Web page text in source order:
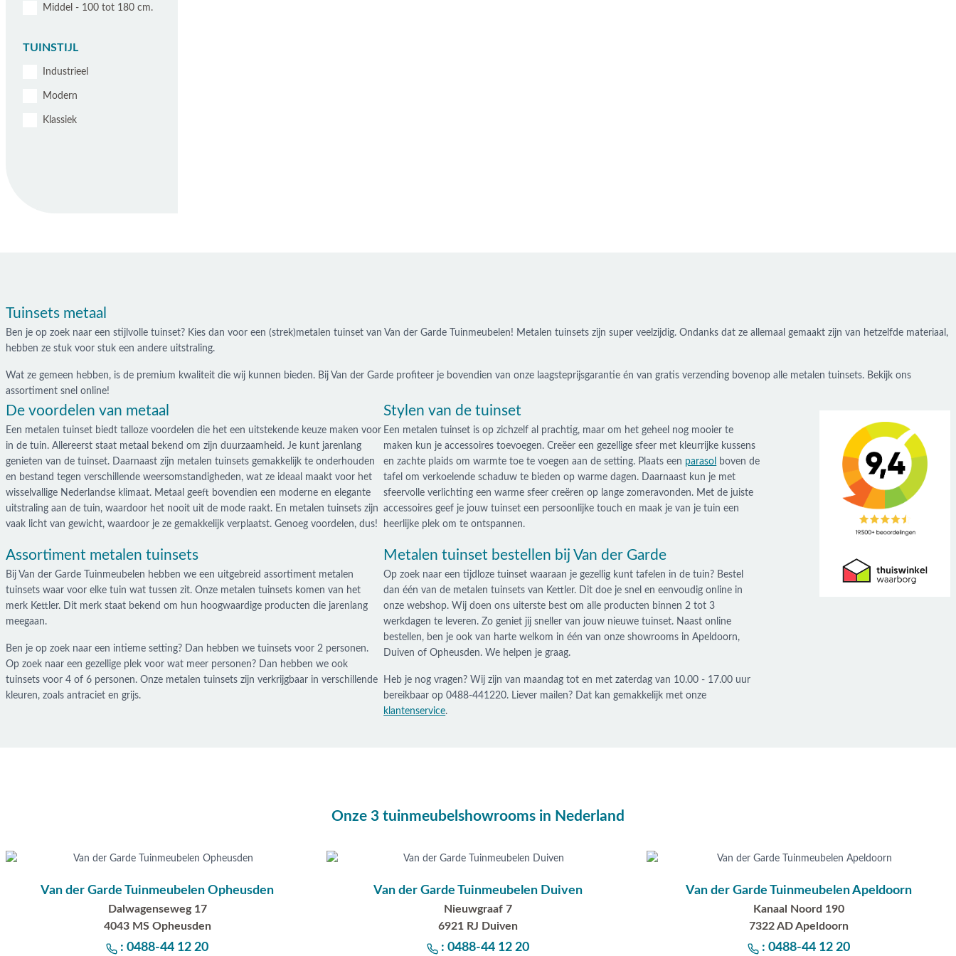
Middel - 100 tot 180 cm.
TUINSTIJL
Industrieel
Modern
Klassiek
Tuinsets metaal
Ben je op zoek naar een stijlvolle tuinset? Kies dan voor een (strek)metalen tuinset van Van der Garde Tuinmeubelen! Metalen tuinsets zijn super veelzijdig. Ondanks dat ze allemaal gemaakt zijn van hetzelfde materiaal,
hebben ze stuk voor stuk een andere uitstraling.
Wat ze gemeen hebben, is de premium kwaliteit die wij kunnen bieden. Bij Van der Garde profiteer je bovendien van onze laagsteprijsgarantie én van gratis verzending bovenop alle metalen tuinsets. Bekijk ons
assortiment snel online!
De voordelen van metaal
Een metalen tuinset biedt talloze voordelen die het een uitstekende keuze maken voor
in de tuin. Allereerst staat metaal bekend om zijn duurzaamheid. Je kunt jarenlang
genieten van de tuinset. Daarnaast zijn metalen tuinsets gemakkelijk te onderhouden
en bestand tegen verschillende weersomstandigheden, wat ze ideaal maakt voor het
wisselvallige Nederlandse klimaat. Metaal geeft bovendien een moderne en elegante
uitstraling aan de tuin, waardoor het nooit uit de mode raakt. En metalen tuinsets zijn
vaak licht van gewicht, waardoor je ze gemakkelijk verplaatst. Genoeg voordelen, dus!
Assortiment metalen tuinsets
Bij Van der Garde Tuinmeubelen hebben we een uitgebreid assortiment metalen
tuinsets waar voor elke tuin wat tussen zit. Onze metalen tuinsets komen van het
merk Kettler. Dit merk staat bekend om hun hoogwaardige producten die jarenlang
meegaan.
Ben je op zoek naar een intieme setting? Dan hebben we tuinsets voor 2 personen.
Op zoek naar een gezellige plek voor wat meer personen? Dan hebben we ook
tuinsets voor 4 of 6 personen. Onze metalen tuinsets zijn verkrijgbaar in verschillende
kleuren, zoals antraciet en grijs.
Stylen van de tuinset
Een metalen tuinset is op zichzelf al prachtig, maar om het geheel nog mooier te
maken kun je accessoires toevoegen. Creëer een gezellige sfeer met kleurrijke kussens
en zachte plaids om warmte toe te voegen aan de setting. Plaats een parasol
boven de
tafel om verkoelende schaduw te bieden op warme dagen. Daarnaast kun je met
sfeervolle verlichting een warme sfeer creëren op lange zomeravonden. Met de juiste
accessoires geef je jouw tuinset een persoonlijke touch en maak je van je tuin een
heerlijke plek om te ontspannen.
Metalen tuinset bestellen bij Van der Garde
Op zoek naar een tijdloze tuinset waaraan je gezellig kunt tafelen in de tuin? Bestel
dan één van de metalen tuinsets van Kettler. Dit doe je snel en eenvoudig online in
onze webshop. Wij doen ons uiterste best om alle producten binnen 2 tot 3
werkdagen te leveren. Zo geniet jij sneller van jouw nieuwe tuinset. Naast online
bestellen, ben je ook van harte welkom in één van onze showrooms in Apeldoorn,
Duiven of Opheusden. We helpen je graag.
Heb je nog vragen? Wij zijn van maandag tot en met zaterdag van 10.00 - 17.00 uur
bereikbaar op 0488-441220. Liever mailen? Dat kan gemakkelijk met onze
klantenservice.
Onze 3 tuinmeubelshowrooms in Nederland
Van der Garde Tuinmeubelen Opheusden
Dalwagenseweg 17
4043 MS Opheusden
: 0488-44 12 20
Van der Garde Tuinmeubelen Duiven
Nieuwgraaf 7
6921 RJ Duiven
: 0488-44 12 20
Van der Garde Tuinmeubelen Apeldoorn
Kanaal Noord 190
7322 AD Apeldoorn
: 0488-44 12 20